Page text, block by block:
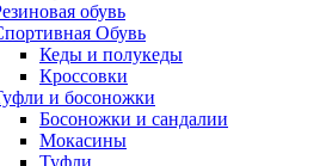
обувь
Обувь
Кеды и полукеды
Кроссовки
и босоножки
Босоножки и сандалии
Мокасины
Туфли